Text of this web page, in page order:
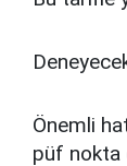
Önemli
püf nokta